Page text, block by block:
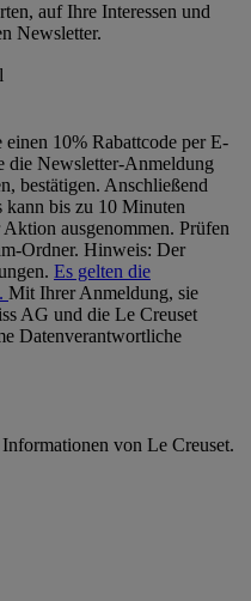
auf Ihre Interessen und
Newsletter.
10% Rabattcode per E-
die Newsletter-Anmeldung
bestätigen. Anschließend
kann bis zu 10 Minuten
ausgenommen. Prüfen
Ordner. Hinweis: Der
Es gelten die
Mit Ihrer Anmeldung, sie
AG und die Le Creuset
Datenverantwortliche
von Le Creuset.